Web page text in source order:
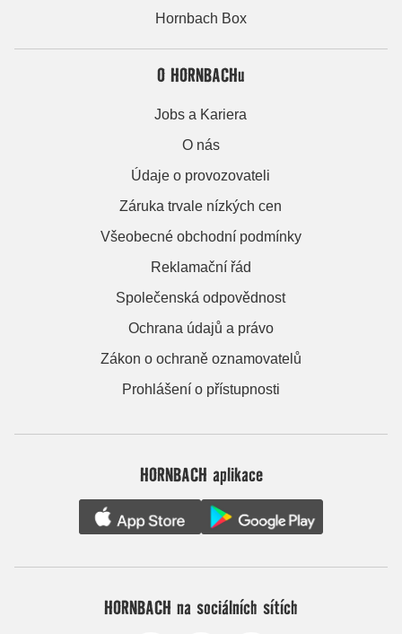
Hornbach Box
O HORNBACHu
Jobs a Kariera
O nás
Údaje o provozovateli
Záruka trvale nízkých cen
Všeobecné obchodní podmínky
Reklamační řád
Společenská odpovědnost
Ochrana údajů a právo
Zákon o ochraně oznamovatelů
Prohlášení o přístupnosti
HORNBACH aplikace
HORNBACH na sociálních sítích